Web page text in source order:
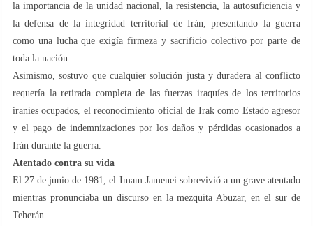
la importancia de la unidad nacional, la resistencia, la autosuficiencia y
la defensa de la integridad territorial de Irán, presentando la guerra
como una lucha que exigía firmeza y sacrificio colectivo por parte de
toda la nación.
Asimismo, sostuvo que cualquier solución justa y duradera al conflicto
requería la retirada completa de las fuerzas iraquíes de los territorios
iraníes ocupados, el reconocimiento oficial de Irak como Estado agresor
y el pago de indemnizaciones por los daños y pérdidas ocasionados a
Irán durante la guerra.
Atentado contra su vida
El 27 de junio de 1981, el Imam Jamenei sobrevivió a un grave atentado
mientras pronunciaba un discurso en la mezquita Abuzar, en el sur de
Teherán.